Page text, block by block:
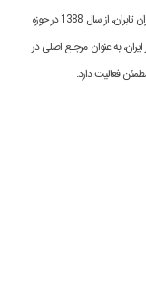
مرکز مینی کامپیوتر با نام رسمی تعاونی داده پردازی پیمان نیک کاران تابران، از سال 1388 در حوزه
به عنوان مرجـع اصلی در
فعالیت دارد.